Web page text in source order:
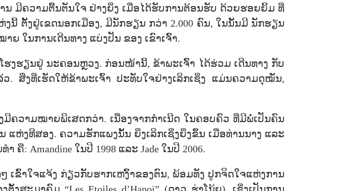
ມີຄວາມຕື້ນຕັນໃຈ ຢ່າງຍິ່ງ ເມື່ອໄດ້ຮັບການຕ້ອນຮັບ ດ້ວຍຮອຍຍິ້ມ ທີ່
ຕັ້ງຢູ່ເຂດນອກເມືອງ, ມີນັກຮຽນ ກວ່າ 2.000 ຄົນ, ໃນນັ້ນມີ ນັກຮຽນ
ໃນການເດີນທາງ ແບ່ງປັນ ຂອງ ເຂົາເຈົ້າ.
ຮງຮຽນຢູ່ ນະຄອນຫຼວງ. ກ່ອນໜ້ານີ້, ຂ້າພະເຈົ້າ ໄດ້ຮ່ວມ ເດີນທາງ ກັບ
ສິ່ງທີ່ເຮັດໃຫ້ຂ້າພະເຈົ້າ ປະທັບໃຈຢ່າງເລິກເຊິ່ງ ແມ່ນຄວາມດຸໝັ່ນ,
ຄວາມໝາຍພິເສດກວ່າ. ເນື່ອງຈາກກຳເນີດ ໃນຄອບຄົວ ທີ່ມີພໍ່ເປັນຄົນ
ຫ່ງທີສອງ. ຄວາມຮັກແພງນັ້ນ ຍິ່ງເລິກເຊິ່ງຍິ່ງຂຶ້ນ ເມື່ອທ່ານນາງ ແລະ
Amandine ໃນປີ 1998 ແລະ Jade ໃນປີ 2006.
ຂົ້າໃຈແຈ້ງ ກ່ຽວກັບຮາກເຫງົ້າຂອງຕົນ, ພ້ອມທັງ ປູກຈິດໃຈແຫ່ງການ